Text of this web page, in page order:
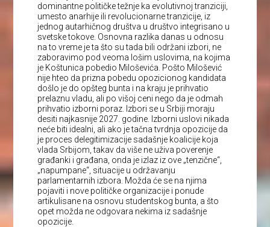
dominantne političke težnje ka evolutivnoj tranziciji,
umesto anarhije ili revolucionarne tranzicije, iz
jednog autarhičnog društva u društvo integrisano u
svetske tokove. Osnovna razlika danas u odnosu
na to vreme je ta što su tada bili održani izbori, ne
zaboravimo pod veoma lošim uslovima, na kojima
je Koštunica pobedio Miloševića. Pošto Milošević
nije hteo da prizna pobedu opozicionog kandidata
došlo je do opšteg bunta i na kraju je prihvatio
prelaznu vladu, ali po višoj ceni nego da je odmah
prihvatio izborni poraz. Izbori se u Srbiji moraju
desiti najkasnije 2027. godine. Izborni uslovi nikada
neće biti idealni, ali ako je tačna tvrdnja opozicije da
je proces delegitimizacije sadašnje koalicije koja
vlada Srbijom, takav da više ne uživa poverenje
građanki i građana, onda je izlaz iz ove „tenzične“,
„napumpane“, situacije u održavanju
parlamentarnih izbora. Možda će se na njima
pojaviti i nove političke organizacije i ponude
artikulisane na osnovu studentskog bunta, a što
opet možda ne odgovara nekima iz sadašnje
opozicije.